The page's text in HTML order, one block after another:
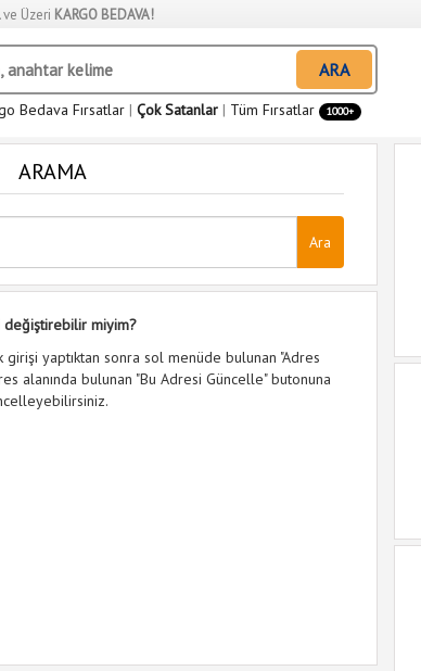
ve Üzeri KARGO BEDAVA!
ARA
Bedava Fırsatlar | Çok Satanlar | Tüm Fırsatlar 1000+
ARAMA
değiştirebilir miyim?
yaptıktan sonra sol menüde bulunan "Adres
alanında bulunan "Bu Adresi Güncelle" butonuna